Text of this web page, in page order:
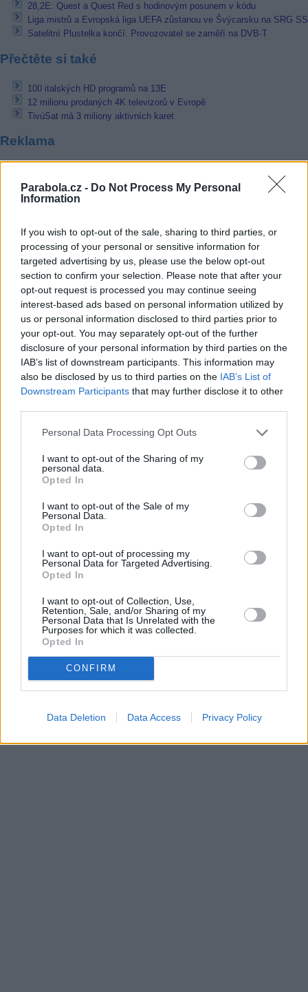
Parabola.cz - Do Not Process My Personal
Information
If you wish to opt-out of the sale, sharing to third parties, or
processing of your personal or sensitive information for
targeted advertising by us, please use the below opt-out
section to confirm your selection. Please note that after your
opt-out request is processed you may continue seeing
interest-based ads based on personal information utilized by
us or personal information disclosed to third parties prior to
your opt-out. You may separately opt-out of the further
disclosure of your personal information by third parties on the
IAB’s list of downstream participants. This information may
also be disclosed by us to third parties on the IAB’s List of
Downstream Participants that may further disclose it to other
Personal Data Processing Opt Outs
I want to opt-out of the Sharing of my
personal data.
Opted In
I want to opt-out of the Sale of my
Personal Data.
Opted In
I want to opt-out of processing my
Personal Data for Targeted Advertising.
Opted In
I want to opt-out of Collection, Use,
Retention, Sale, and/or Sharing of my
Personal Data that Is Unrelated with the
Purposes for which it was collected.
Opted In
CONFIRM
Data Deletion Data Access Privacy Policy
28,2E: Quest a Quest Red s hodinovým posunem v kódu
Liga mistrů a Evropská liga UEFA zůstanou ve Švýcarsku na SRG
Satelitní Plustelka končí. Provozovatel se zaměří na DVB-T
Přečtěte si také
100 italských HD programů na 13E
12 milionu prodaných 4K televizorů v Evropě
TivúSat má 3 miliony aktivních karet
Reklama
Pracovní nabídky
07.08.2026 -
48.400 Kč • náborový bonus 50.000 Kč • příspěvek na ubytování
okres Jihlava)
07.08.2026 -
Specialista pro elektronická zařízení údržby (m/ž) (tř.
Klementa 869, Mladá Boleslav II)
06.08.2026 -Bosch Powertrain s.r.o. Jihlava • CNC operátor• mzda
Kč • náborový bonus 50.000 Kč • příspěvek na ubytování (Jihlava,
Jihlava)
06.08.2026 - Bosch Powertrain s.r.o. • montážní dělník • mzda 44.700
týdenní zálohy na mzdu 2.000 Kč (Jihlava, okres Jihlava)
... další nabídky zaměstnání
Vybrané články
Prima sport - co nabídne v prvním
vysílacím týdnu
Kdy a kde bude Prima sport k
O webu parabola.cz •O souborech cookies•
Dovolená u moře•Bazény